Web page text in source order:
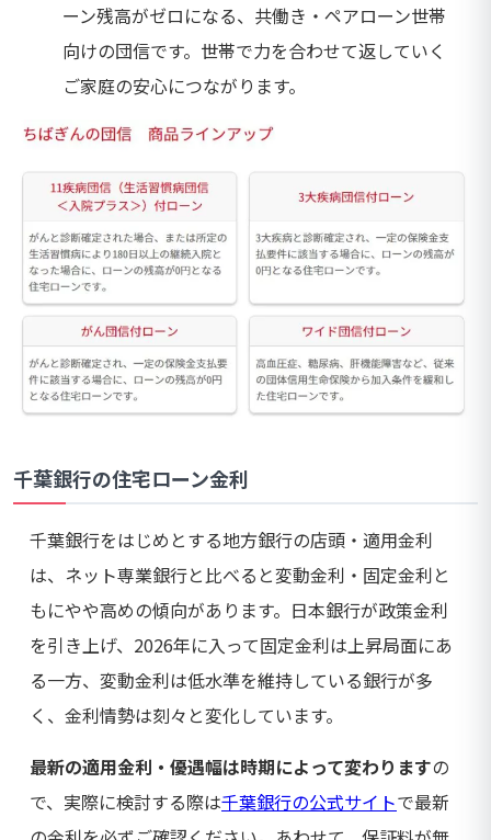
ーン残高がゼロになる、共働き・ペアローン世帯
向けの団信です。世帯で力を合わせて返していく
ご家庭の安心につながります。
千葉銀行の住宅ローン金利
千葉銀行をはじめとする地方銀行の店頭・適用金利
は、ネット専業銀行と比べると変動金利・固定金利と
もにやや高めの傾向があります。日本銀行が政策金利
を引き上げ、2026年に入って固定金利は上昇局面にあ
る一方、変動金利は低水準を維持している銀行が多
く、金利情勢は刻々と変化しています。
最新の適用金利・優遇幅は時期によって変わりますの
で、実際に検討する際は千葉銀行の公式サイトで最新